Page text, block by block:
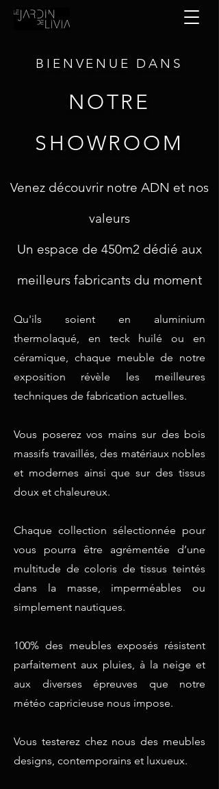
BIENVENUE DANS
NOTRE
SHOWROOM
Venez découvrir notre ADN et nos
valeurs
Un espace de 450m2 dédié aux
meilleurs fabricants du moment
Qu'ils soient en aluminium
thermolaqué, en teck huilé ou en
céramique, chaque meuble de notre
exposition révèle les meilleures
techniques de fabrication actuelles.
Vous poserez vos mains sur des bois
massifs travaillés, des matériaux nobles
et modernes ainsi que sur des tissus
doux et chaleureux.
Chaque collection sélectionnée pour
vous pourra être agrémentée d’une
multitude de coloris de tissus teintés
dans la masse, imperméables ou
simplement nautiques.
100% des meubles exposés résistent
parfaitement aux pluies, à la neige et
aux diverses épreuves que notre
météo capricieuse nous impose.
Vous testerez chez nous des meubles
designs, contemporains et luxueux.